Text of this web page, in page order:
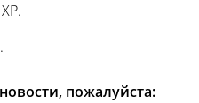
пожалуйста: